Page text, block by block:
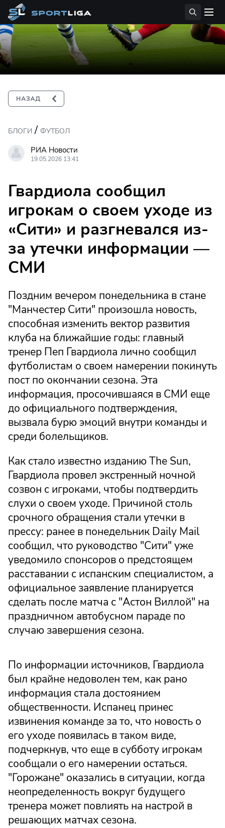
БЛОГИ / ФУТБОЛ
РИА Новости
19.05.2026 13:41
Гвардиола сообщил
игрокам о своем уходе из
«Сити» и разгневался из-
за утечки информации —
СМИ
Поздним вечером понедельника в стане
"Манчестер Сити" произошла новость,
способная изменить вектор развития
клуба на ближайшие годы: главный
тренер Пеп Гвардиола лично сообщил
футболистам о своем намерении покинуть
пост по окончании сезона. Эта
информация, просочившаяся в СМИ еще
до официального подтверждения,
вызвала бурю эмоций внутри команды и
среди болельщиков.
Как стало известно изданию The Sun,
Гвардиола провел экстренный ночной
созвон с игроками, чтобы подтвердить
слухи о своем уходе. Причиной столь
срочного обращения стали утечки в
прессу: ранее в понедельник Daily Mail
сообщил, что руководство "Сити" уже
уведомило спонсоров о предстоящем
расставании с испанским специалистом, а
официальное заявление планируется
сделать после матча с "Астон Виллой" на
праздничном автобусном параде по
случаю завершения сезона.
По информации источников, Гвардиола
был крайне недоволен тем, как рано
информация стала достоянием
общественности. Испанец принес
извинения команде за то, что новость о
его уходе появилась в таком виде,
подчеркнув, что еще в субботу игрокам
сообщали о его намерении остаться.
"Горожане" оказались в ситуации, когда
неопределенность вокруг будущего
тренера может повлиять на настрой в
решающих матчах сезона.